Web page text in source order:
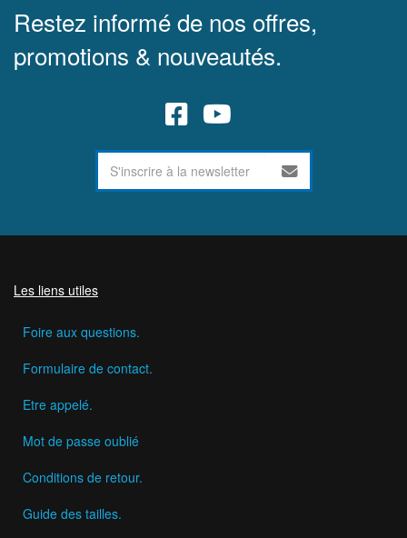
Restez informé de nos offres,
promotions & nouveautés.
Les liens utiles
Foire aux questions.
Formulaire de contact.
Etre appelé.
Mot de passe oublié
Conditions de retour.
Guide des tailles.